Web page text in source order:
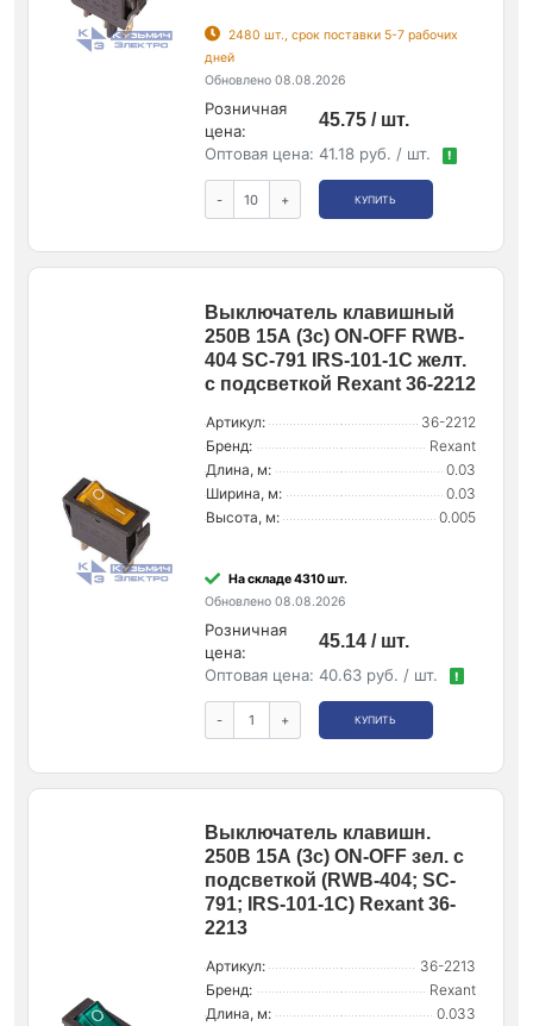
2480 шт., срок поставки 5-7 рабочих
дней
Обновлено 08.08.2026
Розничная
цена:
45.75 / шт.
Оптовая цена: 41.18 руб. / шт. !
- + КУПИТЬ
Выключатель клавишный
250В 15А (3с) ON-OFF RWB-
404 SC-791 IRS-101-1C желт.
с подсветкой Rexant 36-2212
Артикул:
36-2212
Бренд:
Rexant
Длина, м:
0.03
Ширина, м:
0.03
Высота, м:
0.005
На складе 4310 шт.
Обновлено 08.08.2026
Розничная
цена:
45.14 / шт.
Оптовая цена: 40.63 руб. / шт. !
- + КУПИТЬ
Выключатель клавишн.
250В 15А (3с) ON-OFF зел. с
подсветкой (RWB-404; SC-
791; IRS-101-1C) Rexant 36-
2213
Артикул:
36-2213
Бренд:
Rexant
Длина, м:
0.033